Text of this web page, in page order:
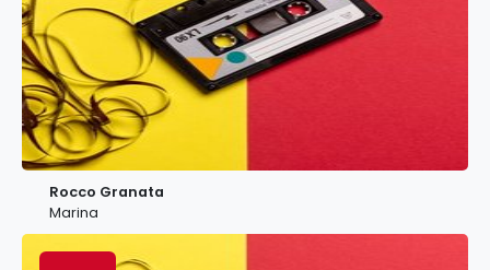
Rocco Granata
Marina